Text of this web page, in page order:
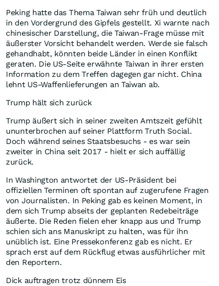
Peking hatte das Thema Taiwan sehr früh und deutlich
in den Vordergrund des Gipfels gestellt. Xi warnte nach
chinesischer Darstellung, die Taiwan-Frage müsse mit
äußerster Vorsicht behandelt werden. Werde sie falsch
gehandhabt, könnten beide Länder in einen Konflikt
geraten. Die US-Seite erwähnte Taiwan in ihrer ersten
Information zu dem Treffen dagegen gar nicht. China
lehnt US-Waffenlieferungen an Taiwan ab.
Trump hält sich zurück
Trump äußert sich in seiner zweiten Amtszeit gefühlt
ununterbrochen auf seiner Plattform Truth Social.
Doch während seines Staatsbesuchs - es war sein
zweiter in China seit 2017 - hielt er sich auffällig
zurück.
In Washington antwortet der US-Präsident bei
offiziellen Terminen oft spontan auf zugerufene Fragen
von Journalisten. In Peking gab es keinen Moment, in
dem sich Trump abseits der geplanten Redebeiträge
äußerte. Die Reden fielen eher knapp aus und Trump
schien sich ans Manuskript zu halten, was für ihn
unüblich ist. Eine Pressekonferenz gab es nicht. Er
sprach erst auf dem Rückflug etwas ausführlicher mit
den Reportern.
Dick auftragen trotz dünnem Eis